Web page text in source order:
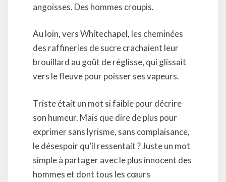
angoisses. Des hommes croupis.
Au loin, vers Whitechapel, les cheminées
des raffineries de sucre crachaient leur
brouillard au goût de réglisse, qui glissait
vers le fleuve pour poisser ses vapeurs.
Triste était un mot si faible pour décrire
son humeur. Mais que dire de plus pour
exprimer sans lyrisme, sans complaisance,
le désespoir qu’il ressentait ? Juste un mot
simple à partager avec le plus innocent des
hommes et dont tous les cœurs